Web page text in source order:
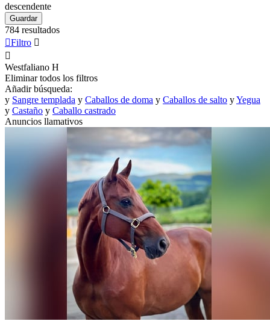
descendente
Guardar
784 resultados
Filtro 

Westfaliano H
Eliminar todos los filtros
Añadir búsqueda:
y Sangre templada y Caballos de doma y Caballos de salto yYegua
y Castaño y Caballo castrado
Anuncios llamativos